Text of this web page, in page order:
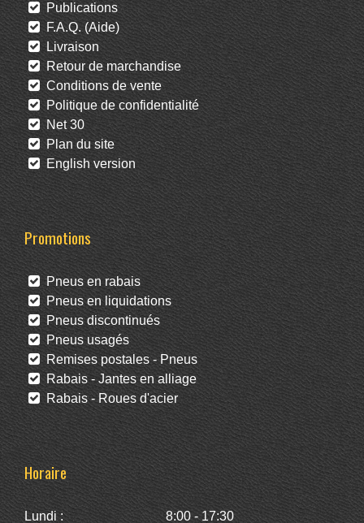
Publications
F.A.Q. (Aide)
Livraison
Retour de marchandise
Conditions de vente
Politique de confidentialité
Net 30
Plan du site
English version
Promotions
Pneus en rabais
Pneus en liquidations
Pneus discontinués
Pneus usagés
Remises postales - Pneus
Rabais - Jantes en alliage
Rabais - Roues d'acier
Horaire
Lundi : 8:00 - 17:30